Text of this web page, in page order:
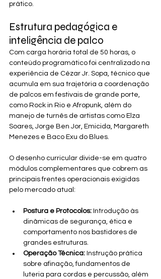
prático.
Estrutura pedagógica e
inteligência de palco
Com carga horária total de 50 horas, o
conteúdo programático foi centralizado na
experiência de Cézar Jr. Sopa, técnico que
acumula em sua trajetória a coordenação
de palcos em festivais de grande porte,
como Rock in Rio e Afropunk, além do
manejo de turnês de artistas como Elza
Soares, Jorge Ben Jor, Emicida, Margareth
Menezes e Baco Exu do Blues.
O desenho curricular divide-se em quatro
módulos complementares que cobrem as
principais frentes operacionais exigidas
pelo mercado atual:
Postura e Protocolos: Introdução às
dinâmicas de segurança, ética e
comportamento nos bastidores de
grandes estruturas.
Operação Técnica: Instrução prática
sobre afinação, fundamentos de
luteria para cordas e percussão, além